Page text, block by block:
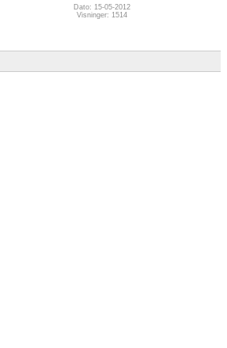
Dato: 15-05-2012
Visninger: 1514